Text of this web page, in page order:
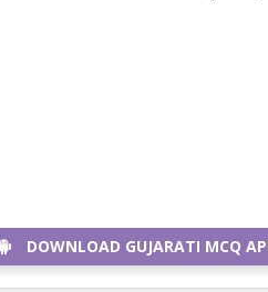
DOWNLOAD GUJARATI MCQ